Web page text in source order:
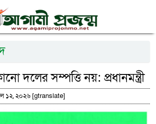
দলের সম্পত্তি নয়: প্রধানমন্ত্রী
১২, ২০২৬ [gtranslate]